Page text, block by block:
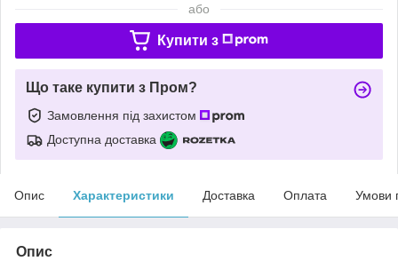
або
Купити з
Що таке купити з Пром?
Замовлення під захистом
Доступна доставка
Опис Характеристики Доставка Оплата Умови
Опис